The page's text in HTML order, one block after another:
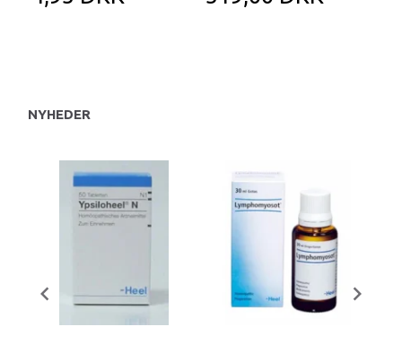
NYHEDER